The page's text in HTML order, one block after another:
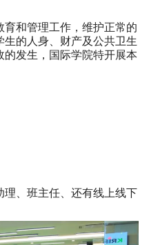
和管理工作，维护正常的
的人身、财产及公共卫生
发生，国际学院特开展本
理、班主任、还有线上线下